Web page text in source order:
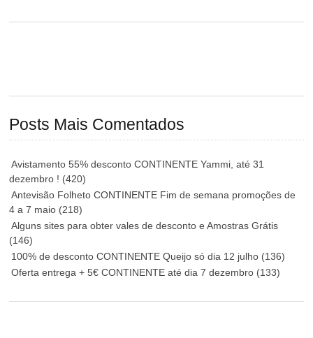
Posts Mais Comentados
Avistamento 55% desconto CONTINENTE Yammi, até 31
dezembro ! (420)
Antevisão Folheto CONTINENTE Fim de semana promoções de
4 a 7 maio (218)
Alguns sites para obter vales de desconto e Amostras Grátis
(146)
100% de desconto CONTINENTE Queijo só dia 12 julho (136)
Oferta entrega + 5€ CONTINENTE até dia 7 dezembro (133)